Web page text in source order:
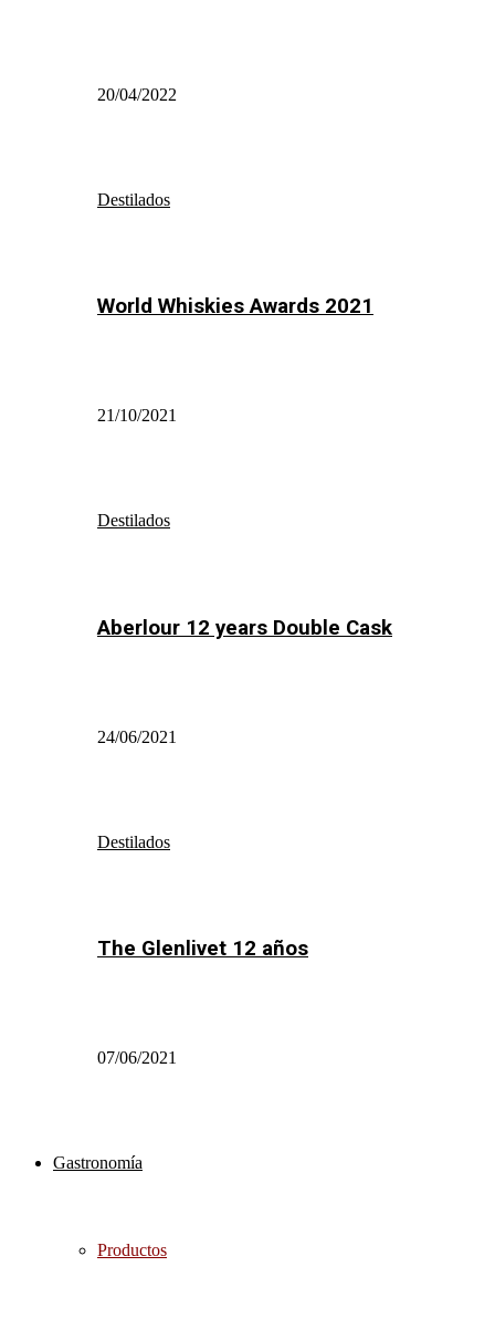
20/04/2022
Destilados
World Whiskies Awards 2021
21/10/2021
Destilados
Aberlour 12 years Double Cask
24/06/2021
Destilados
The Glenlivet 12 años
07/06/2021
Gastronomía
Productos